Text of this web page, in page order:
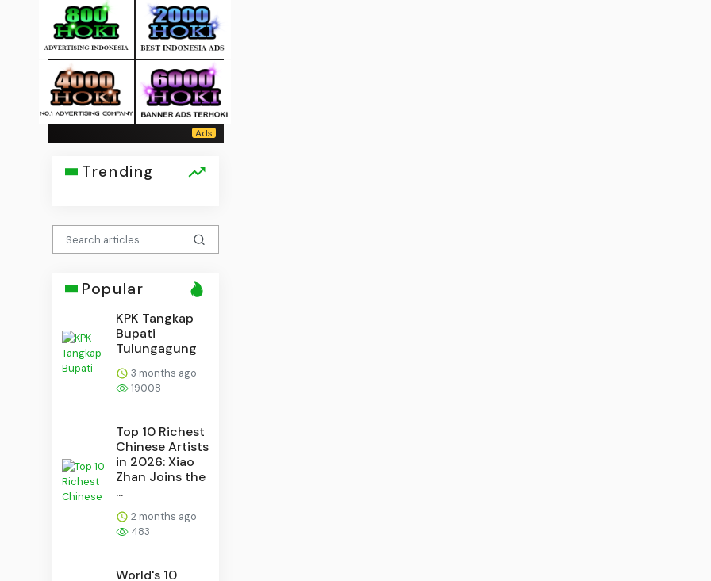
Trending
Popular
KPK Tangkap
Bupati
Tulungagung
3 months ago
19008
Top 10 Richest
Chinese Artists
in 2026: Xiao
Zhan Joins the
...
2 months ago
483
World's 10